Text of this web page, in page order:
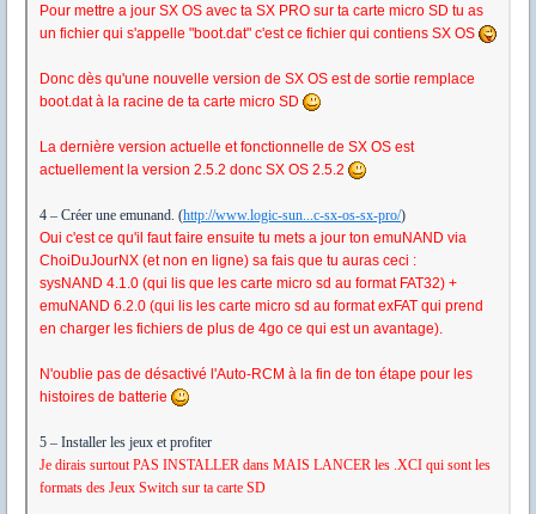
Pour mettre a jour SX OS avec ta SX PRO sur ta carte micro SD tu as
un fichier qui s'appelle "boot.dat" c'est ce fichier qui contiens SX OS
Donc dès qu'une nouvelle version de SX OS est de sortie remplace
boot.dat à la racine de ta carte micro SD
La dernière version actuelle et fonctionnelle de SX OS est
actuellement la version 2.5.2 donc SX OS 2.5.2
4 – Créer une emunand. (http://www.logic-sun...c-sx-os-sx-pro/)
Oui c'est ce qu'il faut faire ensuite tu mets a jour ton emuNAND via
ChoiDuJourNX (et non en ligne) sa fais que tu auras ceci :
sysNAND 4.1.0 (qui lis que les carte micro sd au format FAT32) +
emuNAND 6.2.0 (qui lis les carte micro sd au format exFAT qui prend
en charger les fichiers de plus de 4go ce qui est un avantage).
N'oublie pas de désactivé l'Auto-RCM à la fin de ton étape pour les
histoires de batterie
5 – Installer les jeux et profiter
Je dirais surtout PAS INSTALLER dans MAIS LANCER les .XCI qui sont les
formats des Jeux Switch sur ta carte SD